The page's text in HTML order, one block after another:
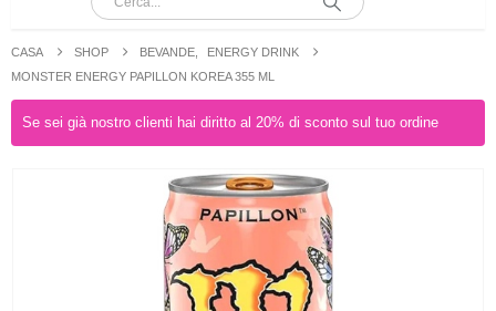
A 19,90
(FINO A 4,9
KG) –
CASA SHOP BEVANDE
ENERGY DRINK
MONSTER ENERGY PAPILLON KOREA 355 ML
Se sei già nostro clienti hai diritto al 20% di sconto sul tuo ordine